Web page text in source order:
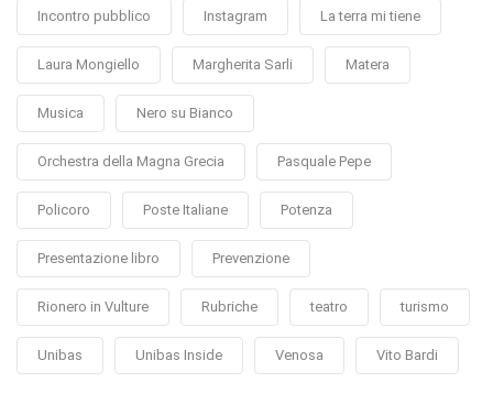
Incontro pubblico Instagram La terra mi tiene
Laura Mongiello Margherita Sarli Matera
Musica Nero su Bianco
Orchestra della Magna Grecia Pasquale Pepe
Policoro Poste Italiane Potenza
Presentazione libro Prevenzione
Rionero in Vulture Rubriche teatro turismo
Unibas Unibas Inside Venosa Vito Bardi